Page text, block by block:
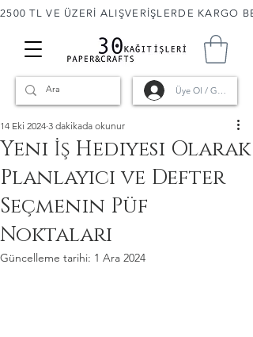
2500 TL VE ÜZERİ ALIŞVERİŞLERDE
Üye Ol / Giriş
Yeni İş Hediyesi Olarak
Planlayıcı ve Defter
Seçmenin Püf
Noktaları
14 Eki 2024 3 dakikada okunur
Güncelleme tarihi: 1 Ara 2024